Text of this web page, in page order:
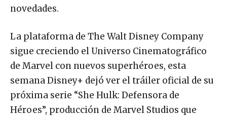
novedades.
La plataforma de The Walt Disney Company
sigue creciendo el Universo Cinematográfico
de Marvel con nuevos superhéroes, esta
semana Disney+ dejó ver el tráiler oficial de su
próxima serie “She Hulk: Defensora de
Héroes”, producción de Marvel Studios que